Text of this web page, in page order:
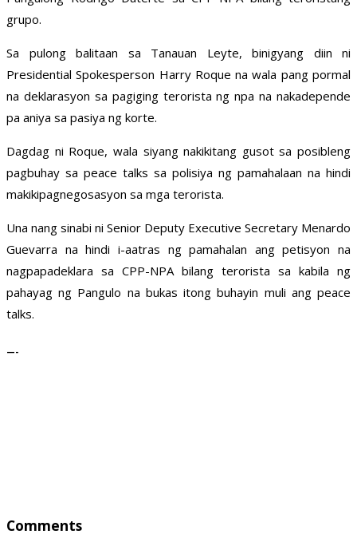
grupo.
Sa pulong balitaan sa Tanauan Leyte, binigyang diin ni
Presidential Spokesperson Harry Roque na wala pang pormal
na deklarasyon sa pagiging terorista ng npa na nakadepende
pa aniya sa pasiya ng korte.
Dagdag ni Roque, wala siyang nakikitang gusot sa posibleng
pagbuhay sa peace talks sa polisiya ng pamahalaan na hindi
makikipagnegosasyon sa mga terorista.
Una nang sinabi ni Senior Deputy Executive Secretary Menardo
Guevarra na hindi i-aatras ng pamahalan ang petisyon na
nagpapadeklara sa CPP-NPA bilang terorista sa kabila ng
pahayag ng Pangulo na bukas itong buhayin muli ang peace
talks.
—-
Comments